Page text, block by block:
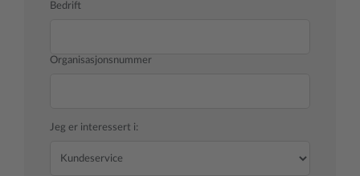
Bedrift
Organisasjonsnummer
Jeg er interessert i: